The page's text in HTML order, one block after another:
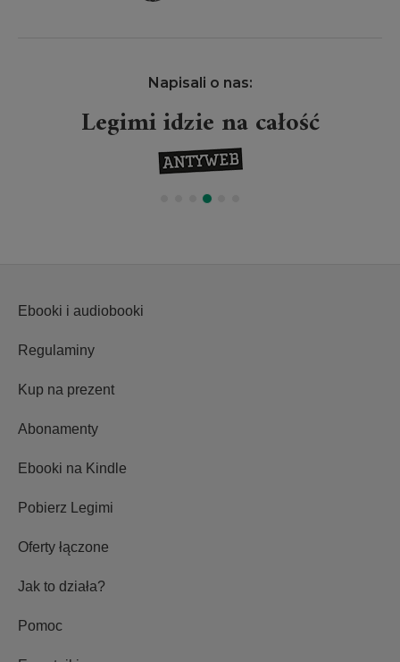
Napisali o nas:
Legimi idzie na całość
Ebooki i audiobooki
Regulaminy
Kup na prezent
Abonamenty
Ebooki na Kindle
Pobierz Legimi
Oferty łączone
Jak to działa?
Pomoc